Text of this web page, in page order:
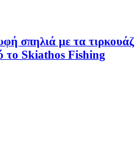
σπηλιά με τα τιρκουάζ
το Skiathos Fishing